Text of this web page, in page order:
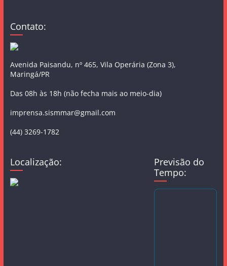
Contato:
Avenida Paisandu, nº 465, Vila Operária (Zona 3),
Maringá/PR
Das 08h às 18h (não fecha mais ao meio-dia)
imprensa.sismmar@gmail.com
(44) 3269-1782
Localização:
Previsão do
Tempo: